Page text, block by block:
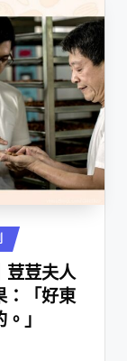
荳荳夫人
：「好東
」